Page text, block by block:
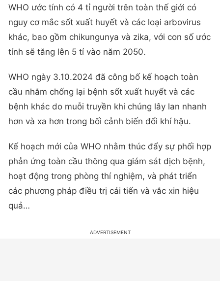
WHO ước tính có 4 tỉ người trên toàn thế giới có
nguy cơ mắc sốt xuất huyết và các loại arbovirus
khác, bao gồm chikungunya và zika, với con số ước
tính sẽ tăng lên 5 tỉ vào năm 2050.
WHO ngày 3.10.2024 đã công bố kế hoạch toàn
cầu nhằm chống lại bệnh sốt xuất huyết và các
bệnh khác do muỗi truyền khi chúng lây lan nhanh
hơn và xa hơn trong bối cảnh biến đổi khí hậu.
Kế hoạch mới của WHO nhằm thúc đẩy sự phối hợp
phản ứng toàn cầu thông qua giám sát dịch bệnh,
hoạt động trong phòng thí nghiệm, và phát triển
các phương pháp điều trị cải tiến và vắc xin hiệu
quả…